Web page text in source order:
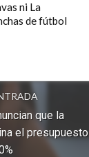
ni La
de fútbol
que la
el presupuesto